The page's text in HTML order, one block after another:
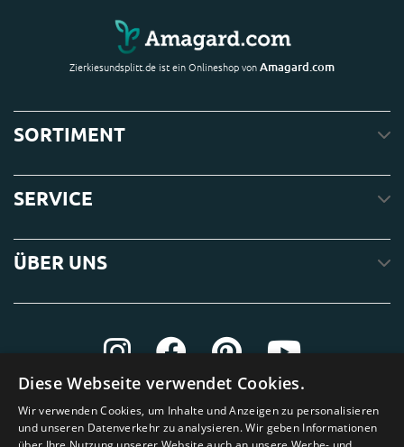
Zierkiesundsplitt.de ist ein Onlineshop vonAmagard.com
SORTIMENT
SERVICE
ÜBER UNS
Diese Webseite verwendet Cookies.
Wir verwenden Cookies, um Inhalte und Anzeigen zu personalisieren
und unseren Datenverkehr zu analysieren. Wir geben Informationen